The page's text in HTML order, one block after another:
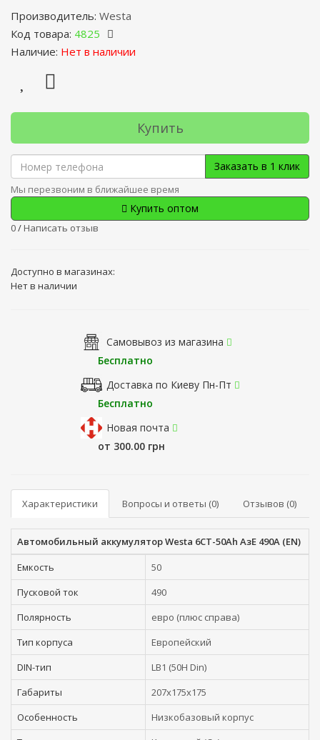
Производитель: Westa
Код товара: 4825
Наличие: Нет в наличии
Купить
Заказать в 1 клик
Мы перезвоним в ближайшее время
Купить оптом
0/ Написать отзыв
Доступно в магазинах:
Нет в наличии
Самовывоз из магазина
Бесплатно
Доставка по Киеву Пн-Пт
Бесплатно
Новая почта
от 300.00 грн
Характеристики Вопросы и ответы (0) Отзывов (0)
Автомобильный аккумулятор Westa 6СТ-50Ah АзE 490A (EN)
Емкость
50
Пусковой ток
490
Полярность
евро (плюс справа)
Тип корпуса
Европейский
DIN-тип
LB1 (50H Din)
Габариты
207x175x175
Особенность
Низкобазовый корпус